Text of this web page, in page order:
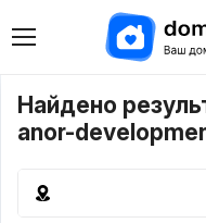
Найдено
anor-